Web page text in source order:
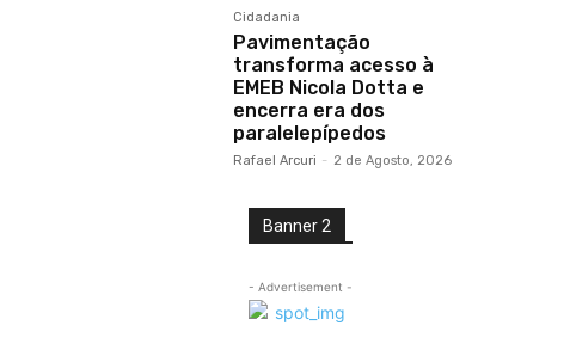
Cidadania
Pavimentação
transforma acesso à
EMEB Nicola Dotta e
encerra era dos
paralelepípedos
Rafael Arcuri - 2 de Agosto, 2026
Banner 2
- Advertisement -